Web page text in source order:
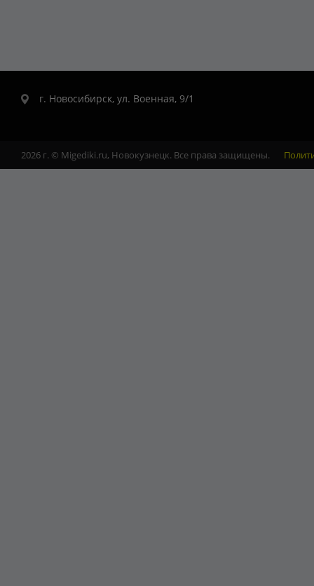
г. Новосибирск, ул. Военная, 9/1
2026 г. © Migediki.ru, Новокузнецк. Все права защищены.